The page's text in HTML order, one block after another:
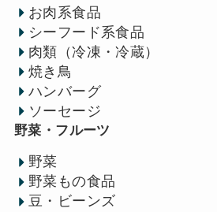
お肉系食品
シーフード系食品
肉類（冷凍・冷蔵）
焼き鳥
ハンバーグ
ソーセージ
野菜・フルーツ
野菜
野菜もの食品
豆・ビーンズ